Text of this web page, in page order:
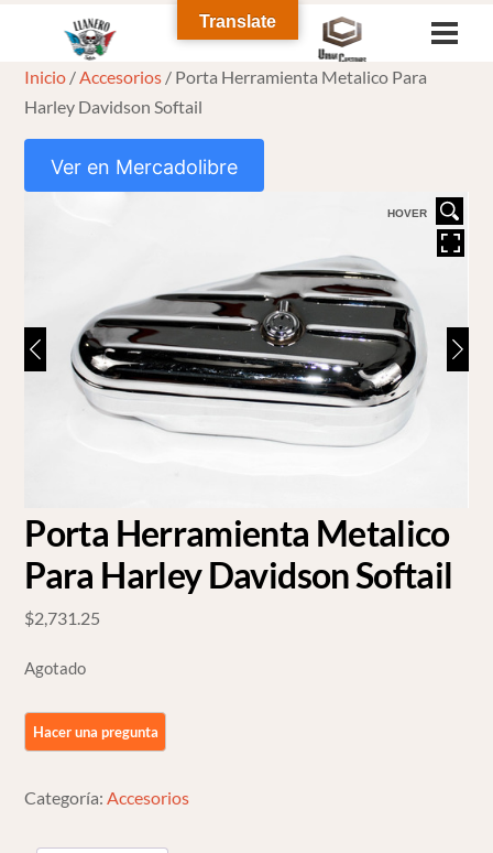
content
Inicio /Accesorios / Porta Herramienta Metalico Para
Harley Davidson Softail
Ver en Mercadolibre
HOVER
Porta Herramienta Metalico
Para Harley Davidson Softail
$2,731.25
Agotado
Categoría:Accesorios
Translate